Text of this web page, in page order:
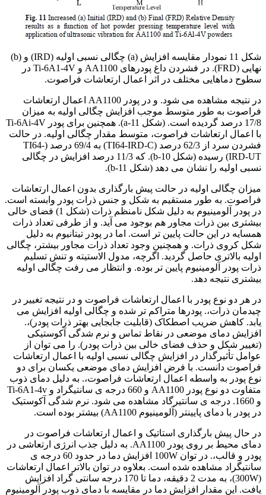
شکل 11 نمودار مقایسه افزایش (a) چگالی نسبی اولیه (IRD) و (b)
نهایی (FRD). در فشردن داغ پودرهای AA1100 و Ti-6A1-4V در
سطوح دماهایی مختلف در اثر اعمال ارتعاشات فراصوت.
در نتیجه مشاهده می شود. و در پودر AA1100 اعمال ارتعاشات
فراصوت به طور متوسط موجب افزایش چگالی اولیه به میزان
17/8 درصد گردیده است. (شکل a-11). همچنین برای پودر Ti-6Ai-4V
با اعمال ارتعاشات فراصوت، متوسط مقدار چگالی اولیه. در حالت
فشردن سرد از 62/3 درصد (TI64-IRD-C) به 69/4 درصد (TI64-
IRD-UT) رسیده (شکل b-10). که 11/3 درصد افزایش در چگالی
نسبی اولیه را نشان می دهد (شکل b-11).
میزان چگالی اولیه در حالت پیش بارگذاری بدون اعمال ارتعاشات
فراصوت. به طور مستقیم به شکل و جنس ذرات پودر وابسته است.
در پودر آلومینیوم به دلیل شکل نامنظم ذرات (شکل 1) فضای خالی
بیشتری بین ذرات مجاور هم بوجود می آید. و از طرفی تعداد ذرات
همسایه در این حالت پایین تر است. اما در پودر تیتانیوم به دلیل
شکل کروی ذرات. و همچنین وجود تعداد ذرات مجاور بیشتر، چگالی
اولیه بالاتری حاصل گردید. اگرچه، مدول الاستیته و تنش تسلیم
ذرات پودر آلومینیوم پایین تر بوده. و انتظار می رفت چگالی اولیه
بیشتری نتیجه دهد.
در هر دو نوع پودر با اعمال ارتعاشات فراصوت و در نتیجه تغییر در
چیدمان ذرات،. پودرها متراکم تر شده و چگالی اولیه افزایش می
یابد. کاهش ضریب اصطکاک (قابلیت جابجایی بهتر ذرات پودر)،.
افزایش دمای موضعی در نقاط تماس و نرم شدگی آکوستیکی
(تغییر شکل و حذف فضای خالی بین ذرات پودر). را می توان از
عوامل تأثیرگذار در افزایش چگالی نسبی اولیه با اعمال ارتعاشات
فراصوت دانست. با فرض افزایش دمای موضعی یکسان برای دو
نوع پودر به واسطه اعمال ارتعاشات فراصوت،. به دلیل دمای ذوب
متفاوت دو نوع پودر AA1100 و 660 درجه ی سانتیگراد و Ti-6A1-4v
و 1660. درجه ی سانتیرگاد مشاهده می شود. نرم شدگی آکوستیک
در پودر با دمای پایینتر (آلومینیوم AA1100) بیشتر بوده است.
در حال پیش بارگذاری استاتیک و اعمال ارتعاشات فراصوت در
دمای محیط بر روی پودر AA1100. به دلیل جذب انرژی ارتعاشی در
پودر و قالب،. در توان 100W افزایش دما در حدود 60 درجه ی
سانتیگراد مشاهده شده است. بعلاوه در توان بالاتر اعمال ارتعاشات
(300W)، به مدت 2 دقیقه، دما تا 170 درجه سانتی گراد افزایش
یافت. این مقدار افزایش دما در مقایسه با دمای ذوب پودر آلومینیوم